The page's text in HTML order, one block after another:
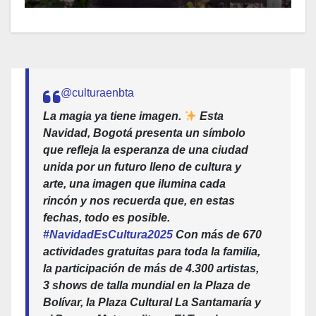
@culturaenbta
La magia ya tiene imagen.
Esta
Navidad, Bogotá presenta un símbolo
que refleja la esperanza de una ciudad
unida por un futuro lleno de cultura y
arte, una imagen que ilumina cada
rincón y nos recuerda que, en estas
fechas, todo es posible.
#NavidadEsCultura2025 Con más de 670
actividades gratuitas para toda la familia,
la participación de más de 4.300 artistas,
3 shows de talla mundial en la Plaza de
Bolívar, la Plaza Cultural La Santamaría y